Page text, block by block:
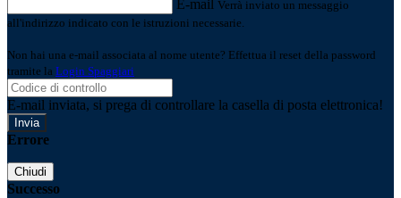
E-mail Verrà inviato un messaggio
all'indirizzo indicato con le istruzioni necessarie.
Non hai una e-mail associata al nome utente? Effettua il reset della password
tramite la Login Spaggiari
E-mail inviata, si prega di controllare la casella di posta elettronica!
Errore
Chiudi
Successo